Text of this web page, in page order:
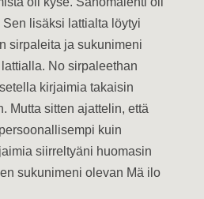
lisäksi lattialta löytyi
sirpaleita ja sukunimeni
No sirpaleethan
kirjaimia takaisin
Mutta sitten ajattelin, että
kuin
siirreltyäni huomasin
sukunimeni olevan Mä ilo